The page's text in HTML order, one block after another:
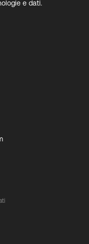
e dati.